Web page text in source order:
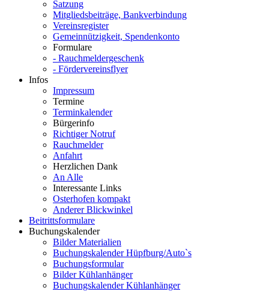
Satzung
Mitgliedsbeiträge, Bankverbindung
Vereinsregister
Gemeinnützigkeit, Spendenkonto
Formulare
- Rauchmeldergeschenk
- Fördervereinsflyer
Infos
Impressum
Termine
Terminkalender
Bürgerinfo
Richtiger Notruf
Rauchmelder
Anfahrt
Herzlichen Dank
An Alle
Interessante Links
Osterhofen kompakt
Anderer Blickwinkel
Beitrittsformulare
Buchungskalender
Bilder Materialien
Buchungskalender Hüpfburg/Auto`s
Buchungsformular
Bilder Kühlanhänger
Buchungskalender Kühlanhänger